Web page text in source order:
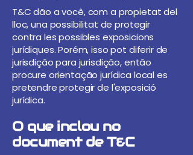
T&C dão a você, com a propietat del
lloc, una possibilitat de protegir
contra les possibles exposicions
jurídiques. Porém, isso pot diferir de
jurisdição para jurisdição, então
procure orientação jurídica local es
pretendre protegir de l'exposició
jurídica.
O que inclou no
document de T&C